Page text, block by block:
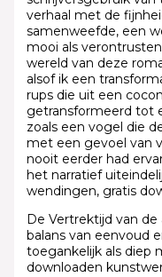
verhaal met de
samenweefde, een
mooi als
wereld van deze
alsof ik een
rups die uit een
getransformeerd tot
zoals een vogel die
met een gevoel van
nooit eerder had
het narratief
wendingen, gratis
De Vertrektijd van
balans van eenvoud
toegankelijk als diep
downloaden